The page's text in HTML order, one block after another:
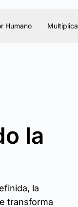
Humano
la
la
transforma